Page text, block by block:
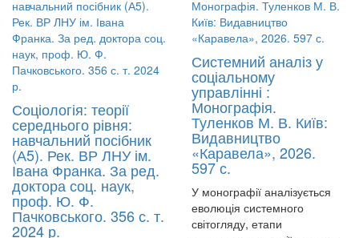
Соціологія: теорії
середнього рівня:
навчальний посібник
(А5). Рек. ВР ЛНУ ім.
Івана Франка. За ред.
доктора соц. наук,
проф. Ю. Ф.
Пачковського. 356 с. т.
2024 р.
Системний аналіз у
соціальному
управлінні :
Монографія.
Туленков М. В. Київ:
Видавництво
«Каравела», 2026.
597 с.
У монографії аналізується
еволюція системного
світогляду, етапи